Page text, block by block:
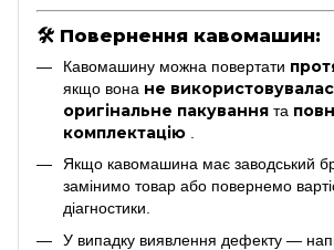
🛠 Повернення кавомашин:
Кавомашину можна повертати
якщо вона не
оригінальне пакування та
комплектацію
Якщо кавомашина має заводський
замінимо товар або повернемо
діагностики.
У випадку виявлення дефекту —